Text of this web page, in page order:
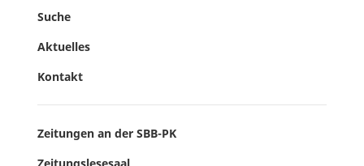
Suche
Aktuelles
Kontakt
Zeitungen an der SBB-PK